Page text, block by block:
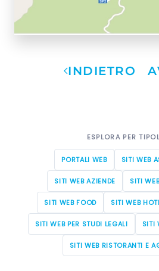
INDIETRO
ESPLORA PER
PORTALI WEB SITI WEB
SITI WEB AZIENDE SITI
SITI WEB FOOD SITI WEB
SITI WEB PER STUDI LEGALI SITI
SITI WEB RISTORANTI E